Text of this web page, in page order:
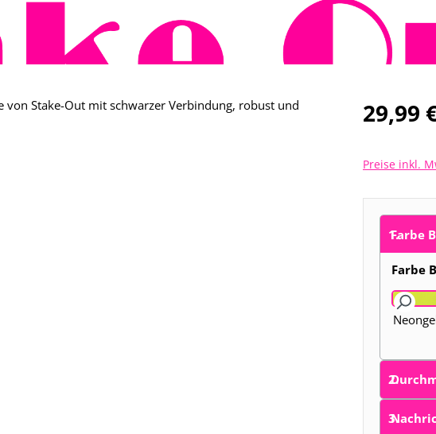
Regulärer
29,99
Preise inkl.
Farbe
Farbe